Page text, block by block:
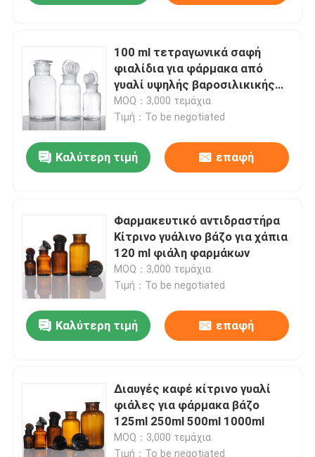
100 ml τετραγωνικά σαφή
φιαλίδια για φάρμακα από
γυαλί υψηλής βαροσιλικικής
περιεκτικότητας
MOQ：3,000 τεμάχια
Τιμή：To be negotiated
Καλύτερη τιμή επαφή
Φαρμακευτικό αντιδραστήρα
Κίτρινο γυάλινο βάζο για χάπια
120 ml φιάλη φαρμάκων
MOQ：3,000 τεμάχια
Τιμή：To be negotiated
Καλύτερη τιμή επαφή
Διαυγές καφέ κίτρινο γυαλί
φιάλες για φάρμακα βάζο
125ml 250ml 500ml 1000ml
MOQ：3,000 τεμάχια
Τιμή：To be negotiated